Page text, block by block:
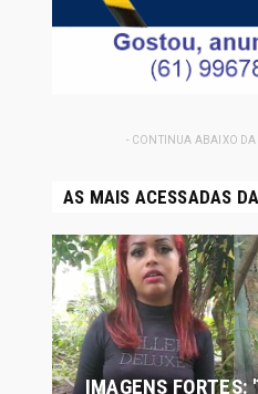
- CONTINUA ABAIXO
AS MAIS ACESSADAS
IMAGENS FORTES: